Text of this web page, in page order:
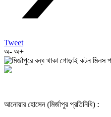
Tweet
অ- অ+
আনোয়ার হোসেন (মির্জাপুর প্রতিনিধি) :